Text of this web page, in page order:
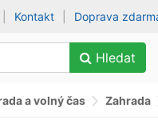
Kontakt Doprava
Hledat
a volný čas Zahrada